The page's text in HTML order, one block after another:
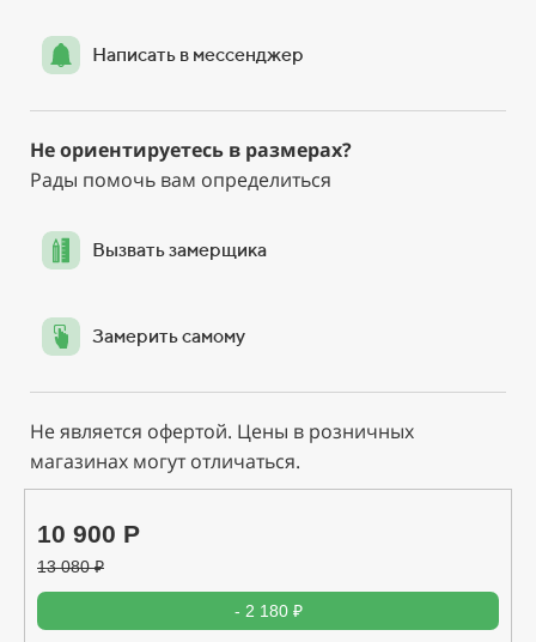
Написать в мессенджер
Не ориентируетесь в размерах?
Рады помочь вам определиться
Вызвать замерщика
Замерить самому
Не является офертой. Цены в розничных
магазинах могут отличаться.
10 900 Р
13 080₽
- 2 180 ₽